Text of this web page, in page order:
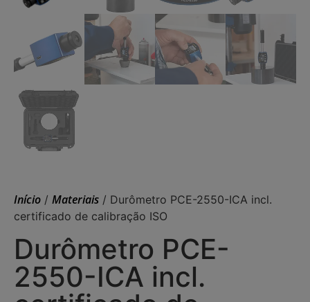
Início / Materiais / Durômetro PCE-2550-ICA incl.
certificado de calibração ISO
Durômetro PCE-
2550-ICA incl.